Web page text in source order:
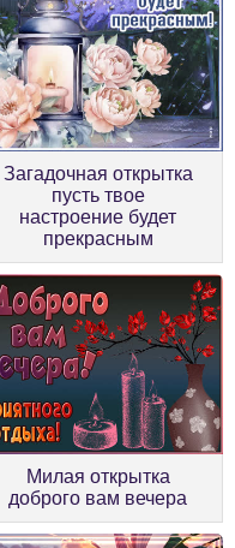
Загадочная открытка
пусть твое
настроение будет
прекрасным
Милая открытка
доброго вам вечера